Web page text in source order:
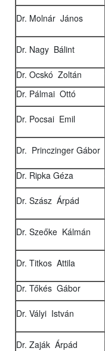
Dr. Molnár János
Dr. Nagy Bálint
Dr. Ocskó Zoltán
Dr. Pálmai Ottó
Dr. Pocsai Emil
Dr. Princzinger Gábor
Dr. Ripka Géza
Dr. Szász Árpád
Dr. Szeőke Kálmán
Dr. Titkos Attila
Dr. Tőkés Gábor
Dr. Vályi István
Dr. Zaják Árpád